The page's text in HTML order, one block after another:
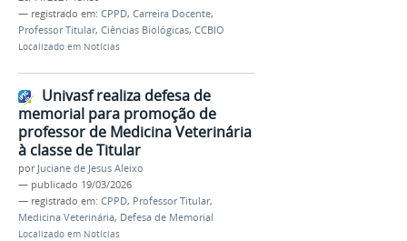
— registrado em: CPPD, Carreira Docente,
Professor Titular, Ciências Biológicas, CCBIO
Localizado em Notícias
Univasf realiza defesa de
memorial para promoção de
professor de Medicina Veterinária
à classe de Titular
por Juciane de Jesus Aleixo
— publicado 19/03/2026
— registrado em: CPPD, Professor Titular,
Medicina Veterinária, Defesa de Memorial
Localizado em Notícias